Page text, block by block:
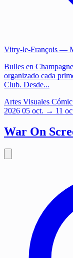
Vitry-le-François —
Bulles en
organizado cada
Club. Desde...
Artes Visuales Cómic
2026 05 oct. → 11
War On